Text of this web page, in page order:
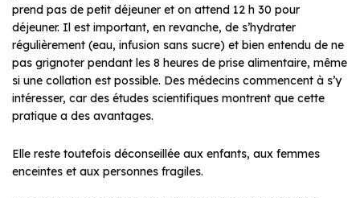
prend pas de petit déjeuner et on attend 12 h 30 pour
déjeuner. Il est important, en revanche, de s’hydrater
régulièrement (eau, infusion sans sucre) et bien entendu de ne
pas grignoter pendant les 8 heures de prise alimentaire, même
si une collation est possible. Des médecins commencent à s’y
intéresser, car des études scientifiques montrent que cette
pratique a des avantages.
Elle reste toutefois déconseillée aux enfants, aux femmes
enceintes et aux personnes fragiles.